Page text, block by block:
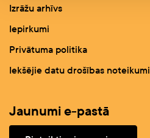
Izrāžu arhīvs
Iepirkumi
Privātuma politika
Iekšējie datu drošības noteikumi
Jaunumi e-pastā